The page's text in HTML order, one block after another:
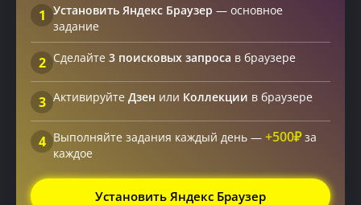
1 Установить Яндекс Браузер — основное
задание
2 Сделайте 3 поисковых запроса в браузере
3 Активируйте Дзен или Коллекции в браузере
4 Выполняйте задания каждый день — +500₽за
каждое
Установить Яндекс Браузер